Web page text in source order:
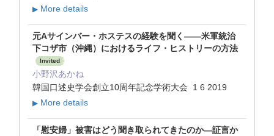
▶ More details
元Aサインバー・ホステスの経験を聞く――米軍統治
下コザ市（沖縄）におけるライフ・ヒストリーの方法
Invited
小野沢あかね
韓国口述史学会創立10周年記念学術大会 1 6 2019
▶ More details
「慰安婦」被害はどう聞き取られてきたのか―証言か